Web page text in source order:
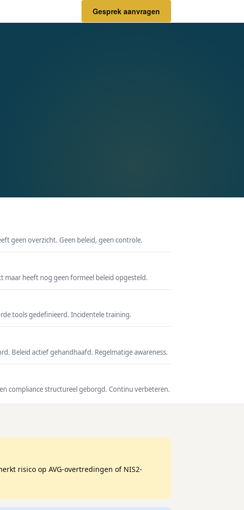
Gesprek aanvragen
geen overzicht. Geen beleid, geen controle.
maar heeft nog geen formeel beleid opgesteld.
tools gedefinieerd. Incidentele training.
Beleid actief gehandhaafd. Regelmatige awareness.
compliance structureel geborgd. Continu verbeteren.
risico op AVG-overtredingen of NIS2-